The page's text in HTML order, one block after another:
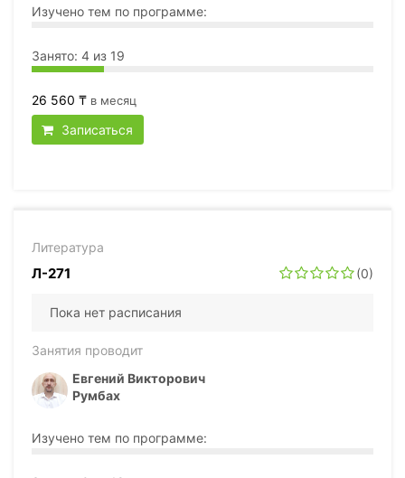
Изучено тем по программе:
Занято: 4 из 19
26 560 ₸ в месяц
Записаться
Литература
Л-271 (0)
Пока нет расписания
Занятия проводит
Евгений Викторович
Румбах
Изучено тем по программе: